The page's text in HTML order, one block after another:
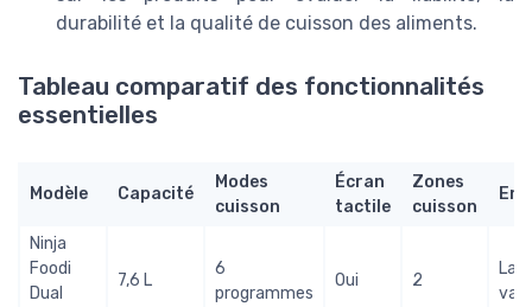
durabilité et la qualité de cuisson des aliments.
Tableau comparatif des fonctionnalités
essentielles
Modèle Capacité
Modes
cuisson
Écran
tactile
Zones
cuisson
Ninja
Foodi
Dual
7,6 L
6
programmes
Oui 2